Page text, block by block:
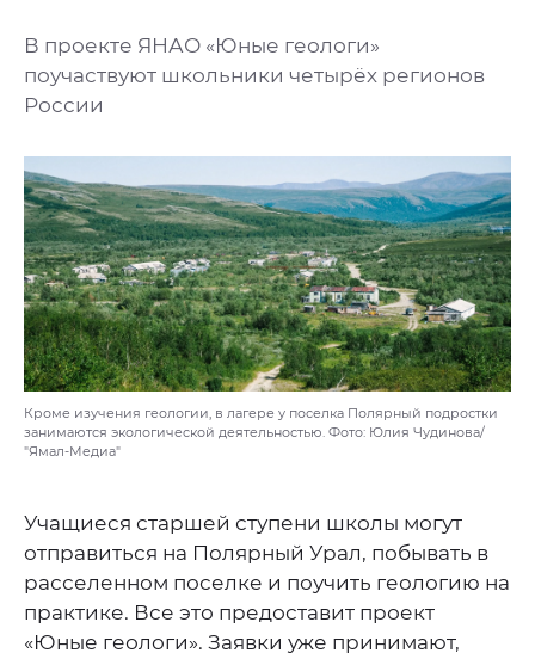
В проекте ЯНАО «Юные геологи»
поучаствуют школьники четырёх регионов
России
Кроме изучения геологии, в лагере у поселка Полярный подростки
занимаются экологической деятельностью. Фото: Юлия Чудинова/
"Ямал-Медиа"
Учащиеся старшей ступени школы могут
отправиться на Полярный Урал, побывать в
расселенном поселке и поучить геологию на
практике. Все это предоставит проект
«Юные геологи». Заявки уже принимают,